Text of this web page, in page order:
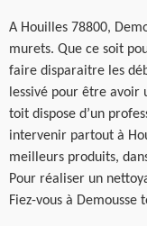
A Houilles 78800,
murets. Que ce soit
faire disparaitre les
lessivé pour être avoir
toit dispose d’un
intervenir partout à
meilleurs produits,
Pour réaliser un
Fiez-vous à Demousse